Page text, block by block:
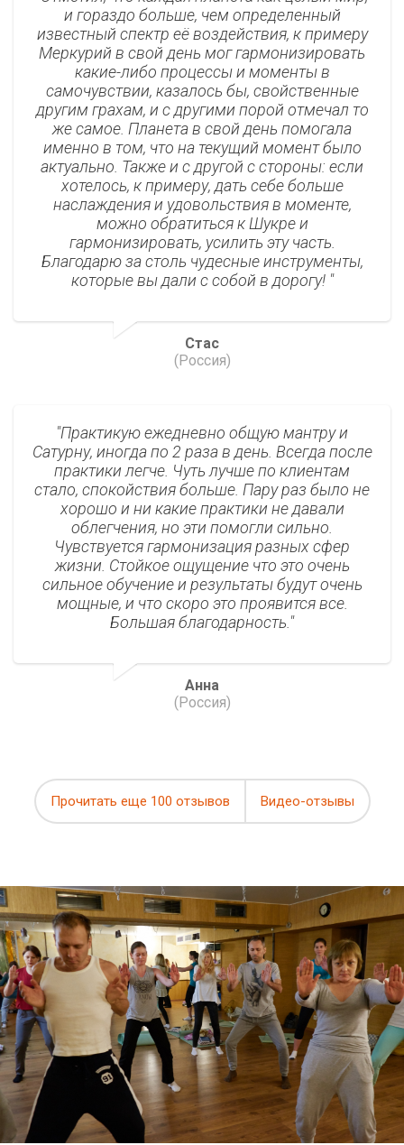
и гораздо больше, чем определенный
известный спектр её воздействия, к примеру
Меркурий в свой день мог гармонизировать
какие-либо процессы и моменты в
самочувствии, казалось бы, свойственные
другим грахам, и с другими порой отмечал то
же самое. Планета в свой день помогала
именно в том, что на текущий момент было
актуально. Также и с другой с стороны: если
хотелось, к примеру, дать себе больше
наслаждения и удовольствия в моменте,
можно обратиться к Шукре и
гармонизировать, усилить эту часть.
Благодарю за столь чудесные инструменты,
которые вы дали с собой в дорогу!
Стас
(Россия)
Практикую ежедневно общую мантру и
Сатурну, иногда по 2 раза в день. Всегда после
практики легче. Чуть лучше по клиентам
стало, спокойствия больше. Пару раз было не
хорошо и ни какие практики не давали
облегчения, но эти помогли сильно.
Чувствуется гармонизация разных сфер
жизни. Стойкое ощущение что это очень
сильное обучение и результаты будут очень
мощные, и что скоро это проявится все.
Большая благодарность.
Анна
(Россия)
Прочитать еще 100 отзывов Видео-отзывы